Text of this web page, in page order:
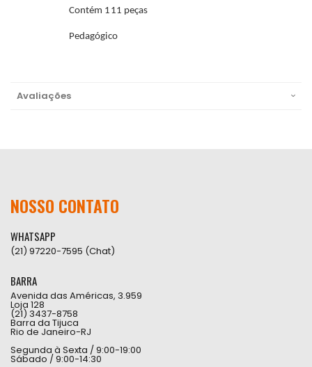
Contém 111 peças
Pedagógico
Avaliações
NOSSO CONTATO
WHATSAPP
(21) 97220-7595 (Chat)
BARRA
Avenida das Américas, 3.959
Loja 128
(21) 3437-8758
Barra da Tijuca
Rio de Janeiro-RJ
Segunda à Sexta / 9:00-19:00
Sábado / 9:00-14:30